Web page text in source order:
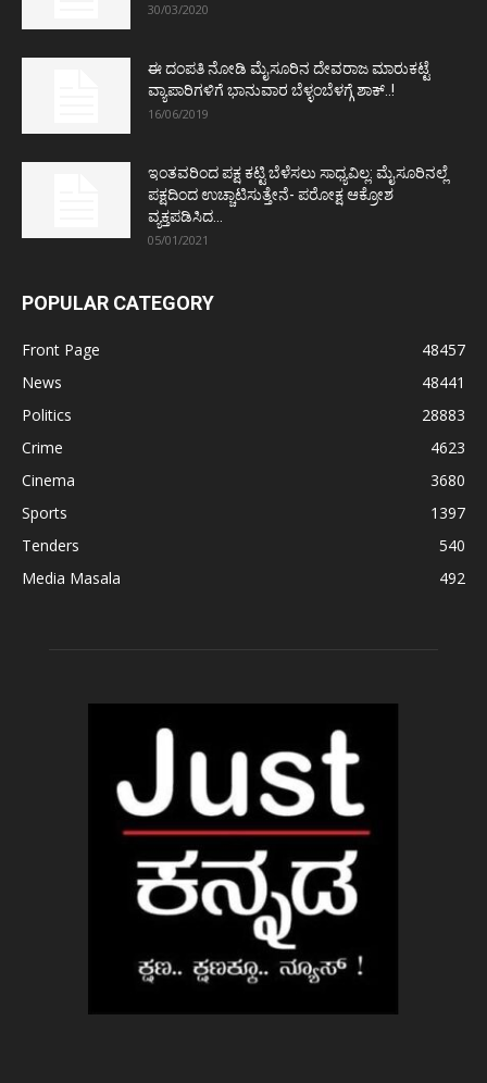
30/03/2020
ಈ ದಂಪತಿ ನೋಡಿ ಮೈಸೂರಿನ ದೇವರಾಜ ಮಾರುಕಟ್ಟೆ
ವ್ಯಾಪಾರಿಗಳಿಗೆ ಭಾನುವಾರ ಬೆಳ್ಳಂಬೆಳಗ್ಗೆ ಶಾಕ್..!
16/06/2019
ಇಂತವರಿಂದ ಪಕ್ಷ ಕಟ್ಟಿ ಬೆಳೆಸಲು ಸಾಧ್ಯವಿಲ್ಲ: ಮೈಸೂರಿನಲ್ಲೆ
ಪಕ್ಷದಿಂದ ಉಚ್ಚಾಟಿಸುತ್ತೇನೆ- ಪರೋಕ್ಷ ಆಕ್ರೋಶ
ವ್ಯಕ್ತಪಡಿಸಿದ...
05/01/2021
POPULAR CATEGORY
Front Page
48457
News
48441
Politics
28883
Crime
4623
Cinema
3680
Sports
1397
Tenders
540
Media Masala
492